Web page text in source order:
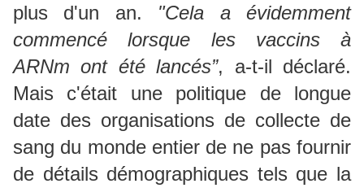
plus d'un an. "Cela a évidemment
commencé lorsque les vaccins à
ARNm ont été lancés”, a-t-il déclaré.
Mais c'était une politique de longue
date des organisations de collecte de
sang du monde entier de ne pas fournir
de détails démographiques tels que la